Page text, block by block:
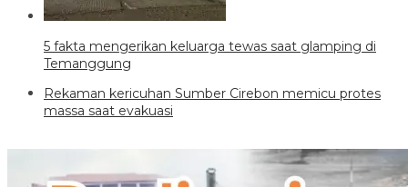
5 fakta mengerikan keluarga tewas saat glamping di
Temanggung
Rekaman kericuhan Sumber Cirebon memicu protes
massa saat evakuasi